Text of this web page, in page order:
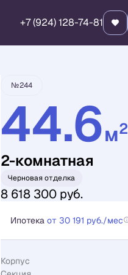
+7 (924) 128-74-81
№244
44.6м2
2-комнатная
Черновая отделка
8 618 300 руб.
Ипотека от 30 191 руб./мес
Корпус